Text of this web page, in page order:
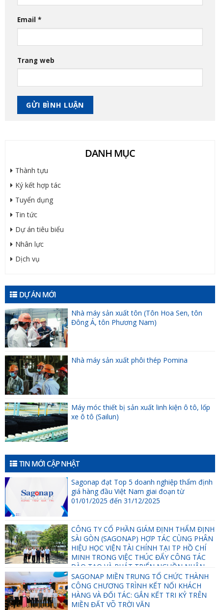
Email *
Trang web
DANH MỤC
Thành tựu
Ký kết hợp tác
Tuyển dụng
Tin tức
Dự án tiêu biểu
Nhân lực
Dịch vụ
DỰ ÁN MỚI
Nhà máy sản xuất tôn (Tôn Hoa Sen, tôn
Đông Á, tôn Phương Nam)
Nhà máy sản xuất phôi thép Pomina
Máy móc thiết bị sản xuất linh kiện ô tô, lốp
xe ô tô (Sailun)
TIN MỚI CẬP NHẬT
Sagonap đạt Top 5 doanh nghiệp thẩm định
giá hàng đầu Việt Nam giai đoạn từ
01/01/2025 đến 31/12/2025
CÔNG TY CỔ PHẦN GIÁM ĐỊNH THẨM ĐỊNH
SÀI GÒN (SAGONAP) HỢP TÁC CÙNG PHÂN
HIỆU HỌC VIỆN TÀI CHÍNH TẠI TP HỒ CHÍ
MINH TRONG VIỆC THÚC ĐẨY CÔNG TÁC
ĐÀO TẠO VÀ PHÁT TRIỂN NGUỒN NHÂN
LỰC.
SAGONAP MIỀN TRUNG TỔ CHỨC THÀNH
CÔNG CHƯƠNG TRÌNH KẾT NỐI KHÁCH
HÀNG VÀ ĐỐI TÁC: GẮN KẾT TRI KỶ TRÊN
MIỀN ĐẤT VÕ TRỜI VĂN